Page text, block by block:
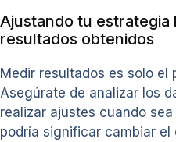
Ajustando tu estrategia
resultados obtenidos
Medir resultados es solo el
Asegúrate de analizar los
realizar ajustes cuando
podría significar cambiar